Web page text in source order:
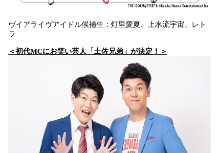
ヴイアライヴアイドル候補生：灯里愛夏、上水流宇宙、レト
ラ
＜初代MCにお笑い芸人「土佐兄弟」が決定！＞